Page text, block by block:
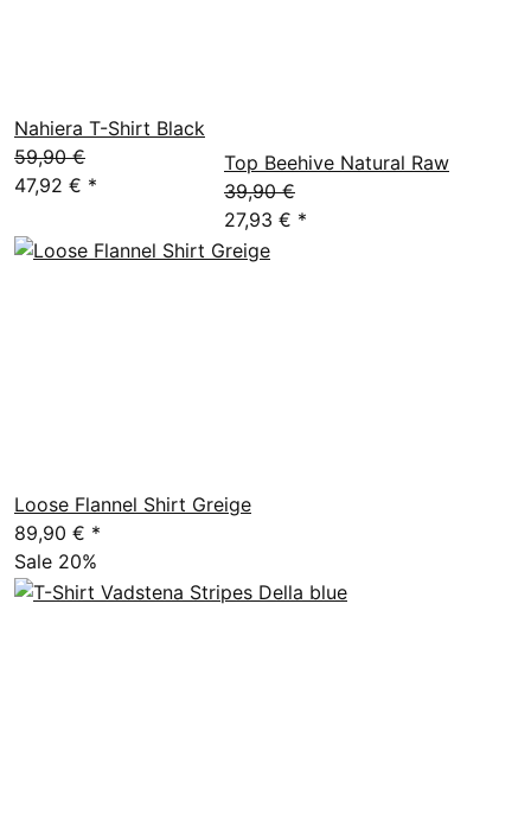
Nahiera T-Shirt Black
59,90 €
47,92 € *
Top Beehive Natural Raw
39,90 €
27,93 € *
Loose Flannel Shirt Greige
89,90 € *
Sale 20%